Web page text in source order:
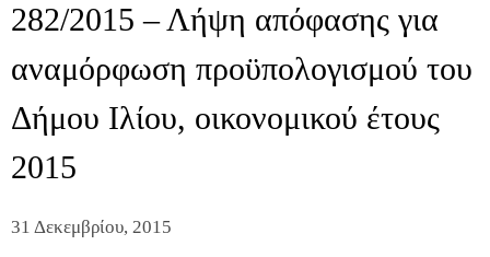
282/2015 – Λήψη απόφασης για
αναμόρφωση προϋπολογισμού του
Δήμου Ιλίου, οικονομικού έτους
2015
31 Δεκεμβρίου, 2015